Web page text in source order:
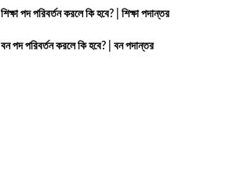
শিক্ষা পদ পরিবর্তন করলে কি হবে? | শিক্ষা পদান্তর
বন পদ পরিবর্তন করলে কি হবে? | বন পদান্তর